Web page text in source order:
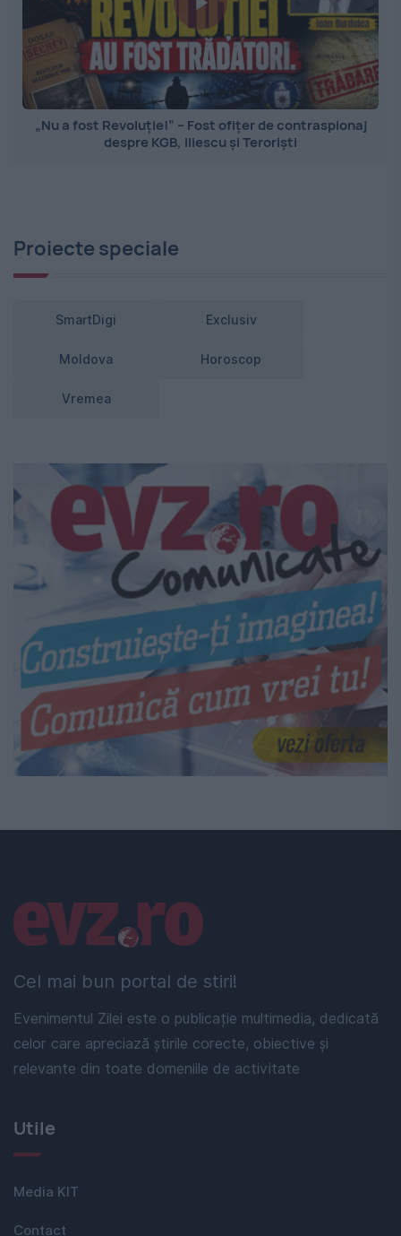
„Nu a fost Revoluție!” – Fost ofițer de contraspionaj
despre KGB, Iliescu și Teroriști
Proiecte speciale
SmartDigi Exclusiv
Moldova Horoscop
Vremea
Cel mai bun portal de stiri!
Evenimentul Zilei este o publicație multimedia, dedicată
celor care apreciază știrile corecte, obiective și
relevante din toate domeniile de activitate
Linkuri utile
Utile
Media KIT
Contact